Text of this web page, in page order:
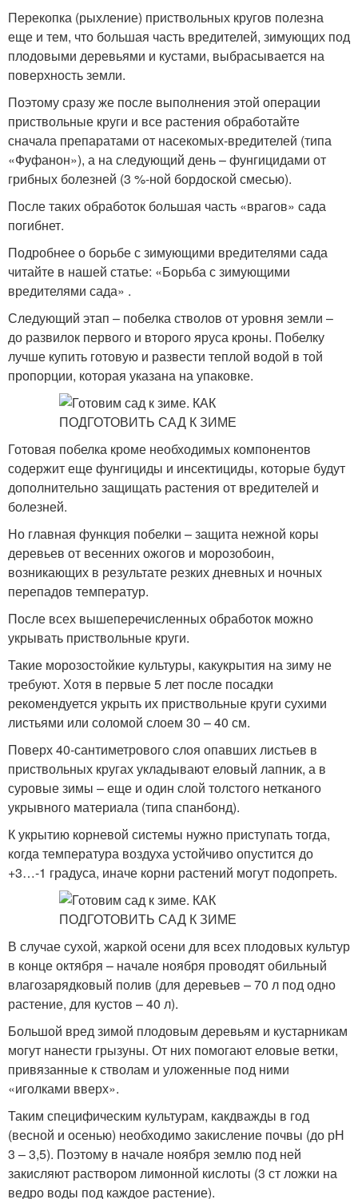
Перекопка (рыхление) приствольных кругов полезна
еще и тем, что большая часть вредителей, зимующих под
плодовыми деревьями и кустами, выбрасывается на
поверхность земли.
Поэтому сразу же после выполнения этой операции
приствольные круги и все растения обработайте
сначала препаратами от насекомых-вредителей (типа
«Фуфанон»), а на следующий день – фунгицидами от
грибных болезней (3 %-ной бордоской смесью).
После таких обработок большая часть «врагов» сада
погибнет.
Подробнее о борьбе с зимующими вредителями сада
читайте в нашей статье: «Борьба с зимующими
вредителями сада» .
Следующий этап – побелка стволов от уровня земли –
до развилок первого и второго яруса кроны. Побелку
лучше купить готовую и развести теплой водой в той
пропорции, которая указана на упаковке.
Готовая побелка кроме необходимых компонентов
содержит еще фунгициды и инсектициды, которые будут
дополнительно защищать растения от вредителей и
болезней.
Но главная функция побелки – защита нежной коры
деревьев от весенних ожогов и морозобоин,
возникающих в результате резких дневных и ночных
перепадов температур.
После всех вышеперечисленных обработок можно
укрывать приствольные круги.
Такие морозостойкие культуры, какукрытия на зиму не
требуют. Хотя в первые 5 лет после посадки
рекомендуется укрыть их приствольные круги сухими
листьями или соломой слоем 30 – 40 см.
Поверх 40-сантиметрового слоя опавших листьев в
приствольных кругах укладывают еловый лапник, а в
суровые зимы – еще и один слой толстого нетканого
укрывного материала (типа спанбонд).
К укрытию корневой системы нужно приступать тогда,
когда температура воздуха устойчиво опустится до
+3…-1 градуса, иначе корни растений могут подопреть.
В случае сухой, жаркой осени для всех плодовых культур
в конце октября – начале ноября проводят обильный
влагозарядковый полив (для деревьев – 70 л под одно
растение, для кустов – 40 л).
Большой вред зимой плодовым деревьям и кустарникам
могут нанести грызуны. От них помогают еловые ветки,
привязанные к стволам и уложенные под ними
«иголками вверх».
Таким специфическим культурам, какдважды в год
(весной и осенью) необходимо закисление почвы (до рН
3 – 3,5). Поэтому в начале ноября землю под ней
закисляют раствором лимонной кислоты (3 ст ложки на
ведро воды под каждое растение).